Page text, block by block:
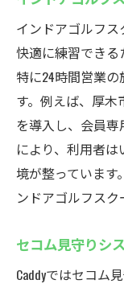
インドアゴルフ
快適に練習できる
特に24時間営業
す。例えば、厚木
を導入し、会員
により、利用者
境が整っています
ンドアゴルフスク
セコム見守りシ
Caddyではセコム